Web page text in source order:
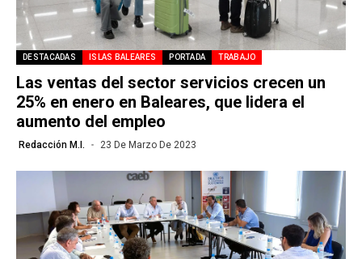
DESTACADAS ISLAS BALEARES PORTADA TRABAJO
Las ventas del sector servicios crecen un
25% en enero en Baleares, que lidera el
aumento del empleo
Redacción M.I. 23 De Marzo De 2023